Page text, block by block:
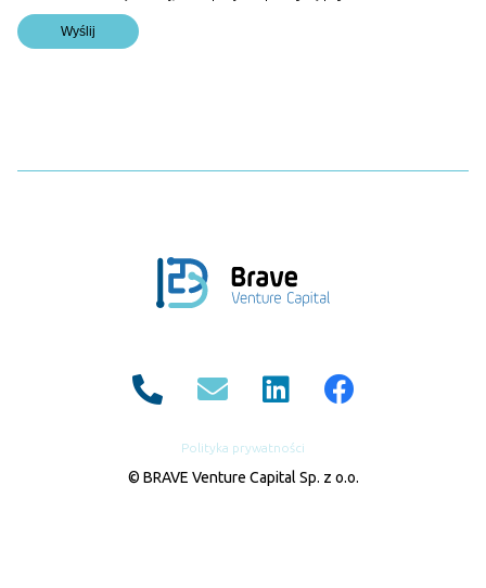
Polityka prywatności
© BRAVE Venture Capital Sp. z o.o.